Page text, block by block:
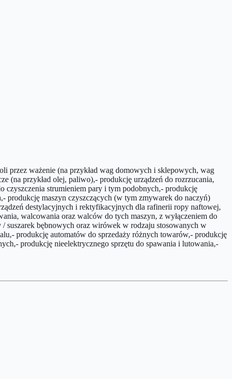
przez ważenie (na przykład wag domowych i sklepowych, wag
(na przykład olej, paliwo),- produkcję urządzeń do rozrzucania,
czyszczenia strumieniem pary i tym podobnych,- produkcję
produkcję maszyn czyszczących (w tym zmywarek do naczyń)
destylacyjnych i rektyfikacyjnych dla rafinerii ropy naftowej,
walcowania oraz walców do tych maszyn, z wyłączeniem do
suszarek bębnowych oraz wirówek w rodzaju stosowanych w
produkcję automatów do sprzedaży różnych towarów,- produkcję
produkcję nieelektrycznego sprzętu do spawania i lutowania,-